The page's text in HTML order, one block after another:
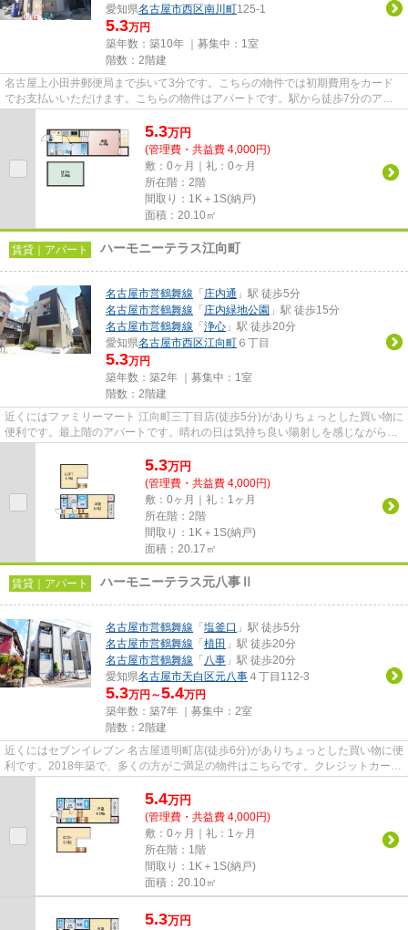
愛知県名古屋市西区南川町125-1
5.3万円
築年数：築10年 ｜募集中： 1室
階数：2階建
名古屋上小田井郵便局まで歩いて3分です。こちらの物件では初期費用をカード
でお支払いいただけます。こちらの物件はアパートです。駅から徒歩7分のアパ
5.3万円
(管理費・共益費 4,000円)
敷：0ヶ月｜礼：0ヶ月
所在階：2階
間取り：1K＋1S(納戸)
面積：20.10㎡
賃貸｜アパート ハーモニーテラス江向町
名古屋市営鶴舞線 「 庄内通 」駅 徒歩5分
名古屋市営鶴舞線 「 庄内緑地公園 」駅 徒歩15分
名古屋市営鶴舞線 「 浄心 」駅 徒歩20分
愛知県名古屋市西区江向町 ６丁目
5.3万円
築年数：築2年 ｜募集中： 1室
階数：2階建
近くにはファミリーマート 江向町三丁目店(徒歩5分)がありちょっとした買い物に
便利です。最上階のアパートです。晴れの日は気持ち良い陽射しを感じながら一
5.3万円
(管理費・共益費 4,000円)
敷：0ヶ月｜礼：1ヶ月
所在階：2階
間取り：1K＋1S(納戸)
面積：20.17㎡
賃貸｜アパート ハーモニーテラス元八事Ⅱ
名古屋市営鶴舞線 「 塩釜口 」駅 徒歩5分
名古屋市営鶴舞線 「 植田 」駅 徒歩20分
名古屋市営鶴舞線 「 八事 」駅 徒歩20分
愛知県名古屋市天白区元八事 ４丁目112-3
5.3万円～5.4万円
築年数：築7年 ｜募集中： 2室
階数：2階建
近くにはセブンイレブン 名古屋道明町店(徒歩6分)がありちょっとした買い物に便
利です。2018年築で、多くの方がご満足の物件はこちらです。クレジットカード
5.4万円
(管理費・共益費 4,000円)
敷：0ヶ月｜礼：1ヶ月
所在階：1階
間取り：1K＋1S(納戸)
面積：20.10㎡
5.3万円